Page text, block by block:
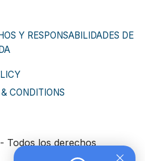
Y RESPONSABILIDADES DE
CONDITIONS
Todos los derechos